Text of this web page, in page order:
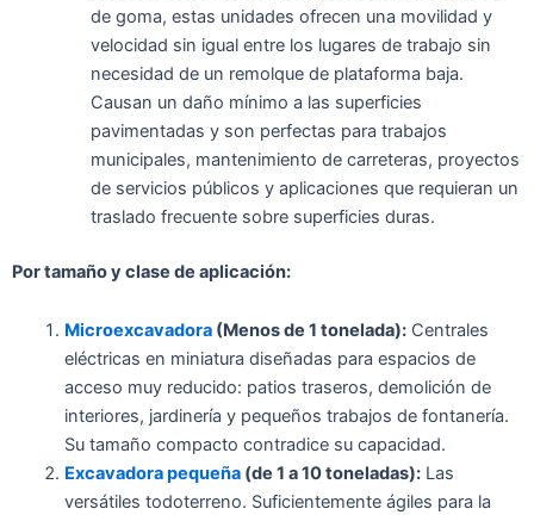
de goma, estas unidades ofrecen una movilidad y
velocidad sin igual entre los lugares de trabajo sin
necesidad de un remolque de plataforma baja.
Causan un daño mínimo a las superficies
pavimentadas y son perfectas para trabajos
municipales, mantenimiento de carreteras, proyectos
de servicios públicos y aplicaciones que requieran un
traslado frecuente sobre superficies duras.
Por tamaño y clase de aplicación:
Microexcavadora(Menos de 1 tonelada):Centrales
eléctricas en miniatura diseñadas para espacios de
acceso muy reducido: patios traseros, demolición de
interiores, jardinería y pequeños trabajos de fontanería.
Su tamaño compacto contradice su capacidad.
Excavadora pequeña (de 1 a 10 toneladas):Las
versátiles todoterreno. Suficientemente ágiles para la